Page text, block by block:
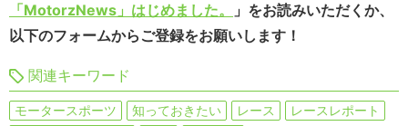
「MotorzNews」はじめました。
」をお読みいただくか、
以下のフォームからご登録をお願いします！
関連キーワード
モータースポーツ 知っておきたい レース
レースレポート